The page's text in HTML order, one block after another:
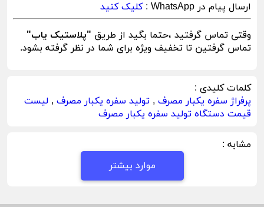
ارسال پیام در WhatsApp :
کلیک کنید
وقتی تماس گرفتید ،حتما بگید از طریق "پلاستیک یاب"
تماس گرفتین تا تخفیف ویژه برای شما در نظر گرفته بشود.
کلمات کلیدی :
پرفراژ سفره یکبار مصرف , تولید سفره یکبار مصرف , لیست
قیمت دستگاه تولید سفره یکبار مصرف
مشابه :
موارد بیشتر